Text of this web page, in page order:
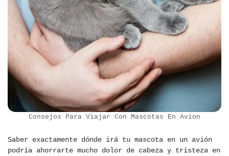
Consejos Para Viajar Con Mascotas En Avion
Saber exactamente dónde irá tu mascota en un avión
podría ahorrarte mucho dolor de cabeza y tristeza en